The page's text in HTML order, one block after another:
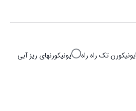
یونیکورن تک راه راه
یونیکورنهای ریز آبی